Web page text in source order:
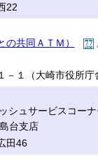
22
共同ＡＴＭ）
１（大崎市役所庁
シュサービスコー
台支店
田46